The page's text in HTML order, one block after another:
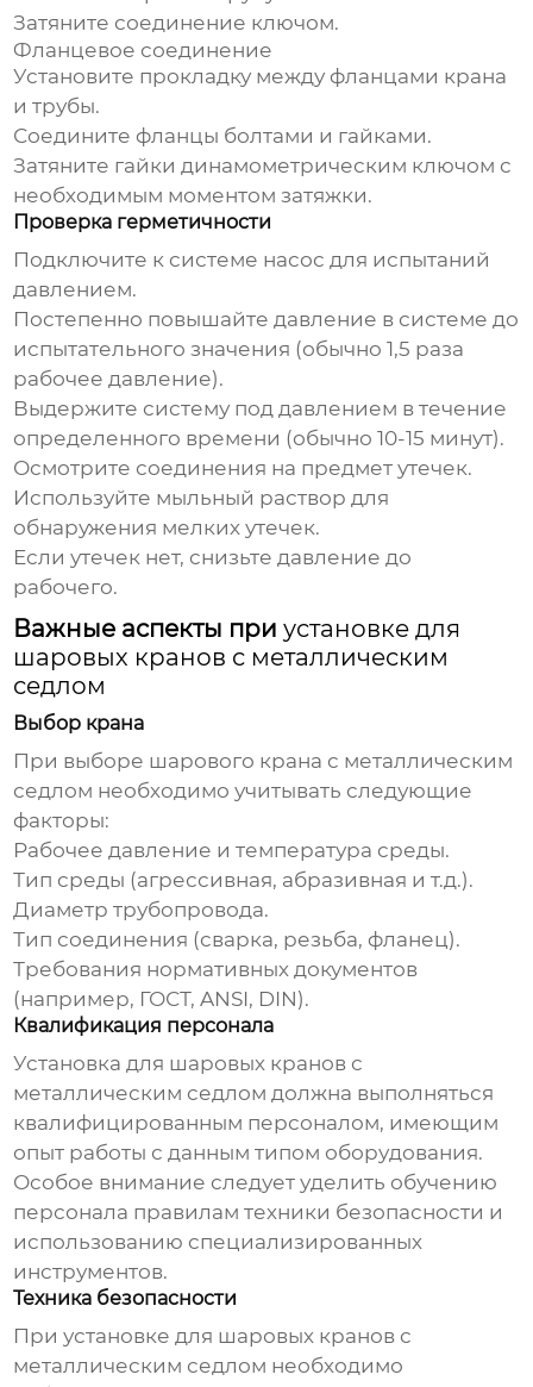
Затяните соединение ключом.
Фланцевое соединение
Установите прокладку между фланцами крана
и трубы.
Соедините фланцы болтами и гайками.
Затяните гайки динамометрическим ключом с
необходимым моментом затяжки.
Проверка герметичности
Подключите к системе насос для испытаний
давлением.
Постепенно повышайте давление в системе до
испытательного значения (обычно 1,5 раза
рабочее давление).
Выдержите систему под давлением в течение
определенного времени (обычно 10-15 минут).
Осмотрите соединения на предмет утечек.
Используйте мыльный раствор для
обнаружения мелких утечек.
Если утечек нет, снизьте давление до
рабочего.
Важные аспекты приустановке для
шаровых кранов с металлическим
седлом
Выбор крана
При выборе шарового крана с металлическим
седлом необходимо учитывать следующие
факторы:
Рабочее давление и температура среды.
Тип среды (агрессивная, абразивная и т.д.).
Диаметр трубопровода.
Тип соединения (сварка, резьба, фланец).
Требования нормативных документов
(например, ГОСТ, ANSI, DIN).
Квалификация персонала
Установка для шаровых кранов с
металлическим седлом должна выполняться
квалифицированным персоналом, имеющим
опыт работы с данным типом оборудования.
Особое внимание следует уделить обучению
персонала правилам техники безопасности и
использованию специализированных
инструментов.
Техника безопасности
Приустановке для шаровых кранов с
металлическим седлом необходимо